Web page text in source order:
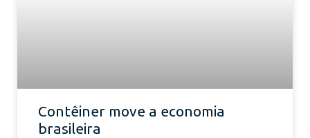
Contêiner move a economia
brasileira